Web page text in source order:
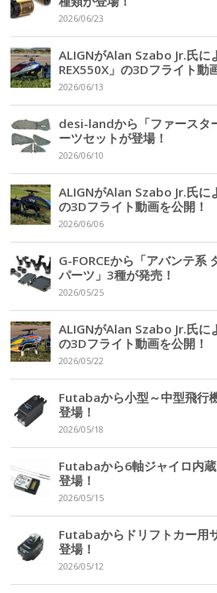
2026/06/23
ALIGNがAlan Szabo Jr.氏に
REX550X」の3Dフライト動
2026/06/13
desi-landから「ファースタ
ーツセットが登場！
2026/06/10
ALIGNがAlan Szabo Jr.氏に
の3Dフライト動画を公開！
2026/06/06
G-FORCEから「アバンテ系
パーツ」3種が発売！
2026/05/25
ALIGNがAlan Szabo Jr.氏に
の3Dフライト動画を公開！
2026/05/22
Futabaから小型～中型飛行
登場！
2026/05/18
Futabaから6軸ジャイロ内
登場！
2026/05/15
Futabaからドリフトカー用
登場！
2026/05/12